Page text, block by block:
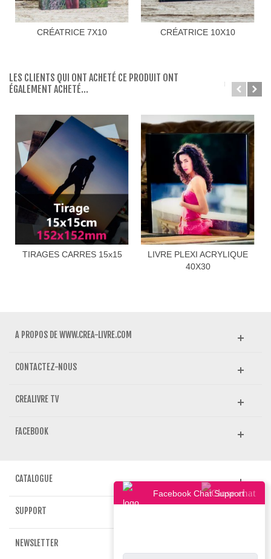
CRÉATRICE 7X10 CRÉATRICE 10X10
LES CLIENTS QUI ONT ACHETÉ CE PRODUIT ONT
ÉGALEMENT ACHETÉ...
TIRAGES CARRES 15x15
LIVRE PLEXI ACRYLIQUE
40X30
A PROPOS DE WWW.CREA-LIVRE.COM
CONTACTEZ-NOUS
CREALIVRE TV
FACEBOOK
CATALOGUE
SUPPORT
NEWSLETTER
Facebook Chat Support